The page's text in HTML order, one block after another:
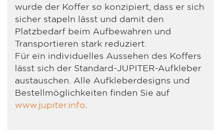
wurde der Koffer so konzipiert, dass er sich
sicher stapeln lässt und damit den
Platzbedarf beim Aufbewahren und
Transportieren stark reduziert.
Für ein individuelles Aussehen des Koffers
lässt sich der Standard-JUPITER-Aufkleber
austauschen. Alle Aufkleberdesigns und
Bestellmöglichkeiten finden Sie auf
www.jupiter.info